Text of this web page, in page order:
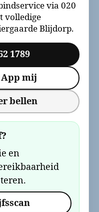
via 020
volledige
Blijdorp.
1789
App mij
bellen
en